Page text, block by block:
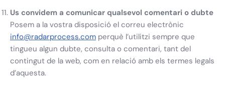
Us convidem a comunicar qualsevol comentari o dubte
Posem a la vostra disposició el correu electrònic
info@radarprocess.com perquè l’utilitzi sempre que
tingueu algun dubte, consulta o comentari, tant del
contingut de la web, com en relació amb els termes legals
d’aquesta.